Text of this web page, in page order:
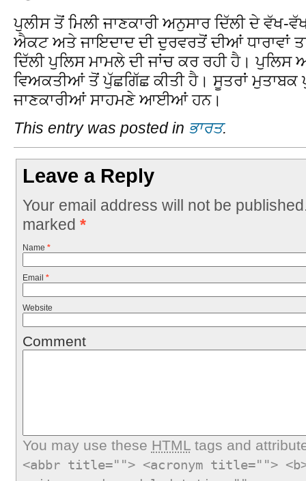
ਪੁਲੀਸ ਤੋਂ ਮਿਲੀ ਜਾਣਕਾਰੀ ਅਨੁਸਾਰ ਦਿੱਲੀ ਦੇ ਵੱਖ-
ਐਕਟ ਅਤੇ ਜਾਇਦਾਦ ਦੀ ਦੁਰਵਰਤੋਂ ਦੀਆਂ ਧਾਰਾਵਾਂ
ਦਿੱਲੀ ਪੁਲਿਸ ਮਾਮਲੇ ਦੀ ਜਾਂਚ ਕਰ ਰਹੀ ਹੈ।
ਵਿਅਕਤੀਆਂ ਤੋਂ ਪੁੱਛਗਿੱਛ ਕੀਤੀ ਹੈ। ਸੂਤਰਾਂ
ਜਾਣਕਾਰੀਆਂ ਸਾਹਮਣੇ ਆਈਆਂ ਹਨ।
This entry was posted in ਭਾਰਤ.
Leave a Reply
Your email address will not be
marked *
Name *
Email *
Website
Comment
You may use these HTMLtags and
<abbr title=""> <acronym title="">